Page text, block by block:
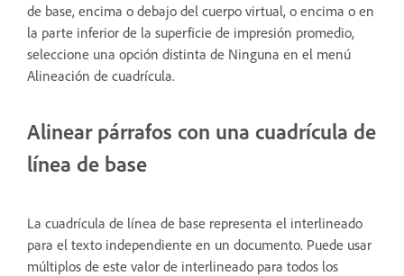
de base, encima o debajo del cuerpo virtual, o encima o en
la parte inferior de la superficie de impresión promedio,
seleccione una opción distinta de Ninguna en el menú
Alineación de cuadrícula.
Alinear párrafos con una cuadrícula de
línea de base
La cuadrícula de línea de base representa el interlineado
para el texto independiente en un documento. Puede usar
múltiplos de este valor de interlineado para todos los